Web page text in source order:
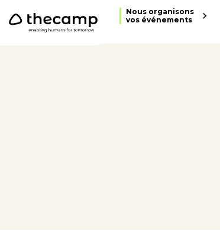
Nous organisons
vos événements